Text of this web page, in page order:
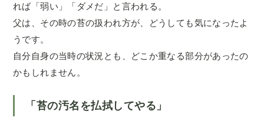
れば「弱い」「ダメだ」と言われる。
父は、その時の苔の扱われ方が、どうしても気になったよ
うです。
自分自身の当時の状況とも、どこか重なる部分があったの
かもしれません。
「苔の汚名を払拭してやる」